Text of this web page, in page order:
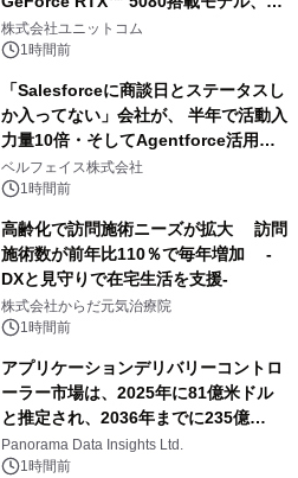
NVIDIA® GeForce RTX™ 5070 Ti搭
載モデルを販売開始
株式会社ユニットコム
1時間前
「Salesforceに商談日とステータスし
か入ってない」会社が、 半年で活動入
力量10倍・そしてAgentforce活用へ
── 敷島住宅×bellSalesAI事例公開
ベルフェイス株式会社
1時間前
高齢化で訪問施術ニーズが拡大 訪問
施術数が前年比110％で毎年増加 -
DXと見守りで在宅生活を支援-
株式会社からだ元気治療院
1時間前
アプリケーションデリバリーコントロ
ーラー市場は、2025年に81億米ドル
と推定され、2036年までに235億
8,000万米ドルに達すると予測されて
おり、予測期間（2026年～2036年）
Panorama Data Insights Ltd.
1時間前